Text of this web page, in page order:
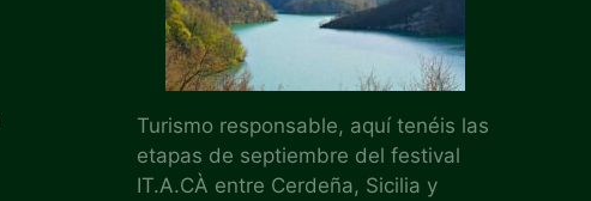
Turismo responsable, aquí tenéis las
etapas de septiembre del festival
IT.A.CÀ entre Cerdeña, Sicilia y